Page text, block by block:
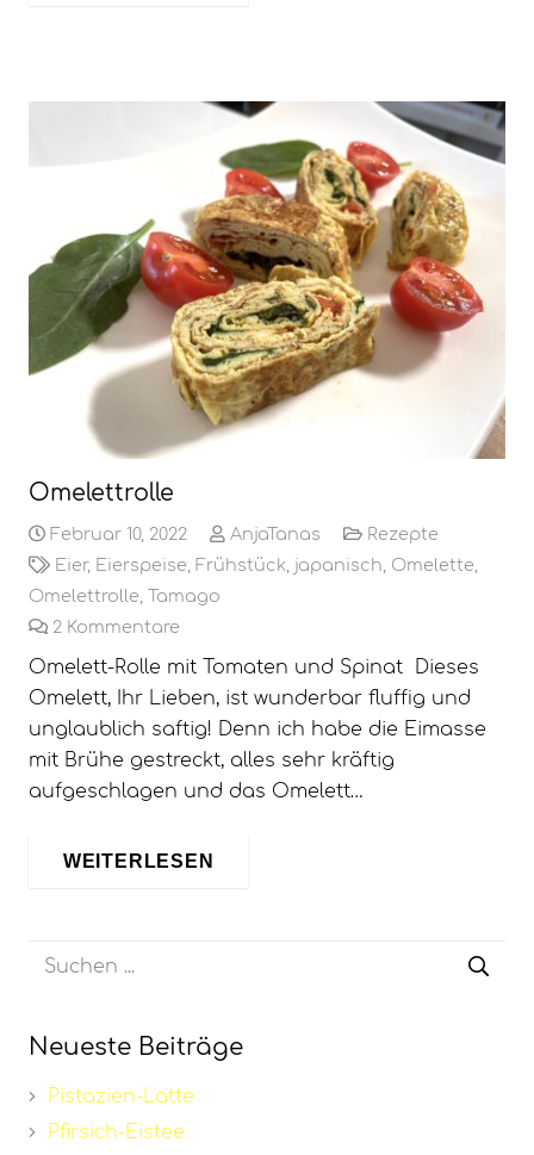
Omelettrolle
Februar 10, 2022 AnjaTanas
Rezepte
Eier, Eierspeise Frühstück japanisch Omelette
Omelettrolle Tamago
2 Kommentare
Omelett-Rolle mit Tomaten und Spinat Dieses
Omelett, Ihr Lieben, ist wunderbar fluffig und
unglaublich saftig! Denn ich habe die Eimasse
mit Brühe gestreckt, alles sehr kräftig
aufgeschlagen und das Omelett…
WEITERLESEN
Neueste Beiträge
Pistazien-Latte
Pfirsich-Eistee